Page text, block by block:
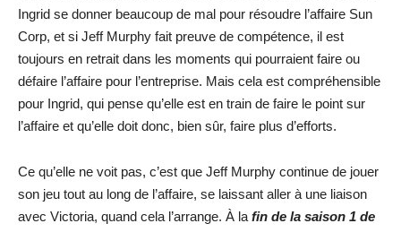
Ingrid se donner beaucoup de mal pour résoudre l’affaire Sun
Corp, et si Jeff Murphy fait preuve de compétence, il est
toujours en retrait dans les moments qui pourraient faire ou
défaire l’affaire pour l’entreprise. Mais cela est compréhensible
pour Ingrid, qui pense qu’elle est en train de faire le point sur
l’affaire et qu’elle doit donc, bien sûr, faire plus d’efforts.
Ce qu’elle ne voit pas, c’est que Jeff Murphy continue de jouer
son jeu tout au long de l’affaire, se laissant aller à une liaison
avec Victoria, quand cela l’arrange. À la fin de la saison 1 de